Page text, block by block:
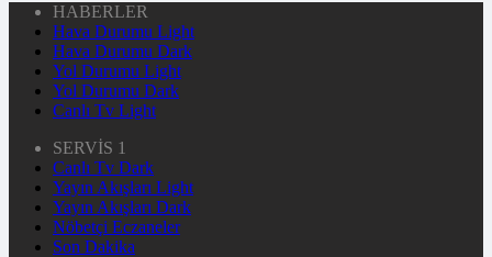
HABERLER
Hava Durumu Light
Hava Durumu Dark
Yol Durumu Light
Yol Durumu Dark
Canlı Tv Light
SERVİS 1
Canlı Tv Dark
Yayın Akışları Light
Yayın Akışları Dark
Nöbetçi Eczaneler
Son Dakika